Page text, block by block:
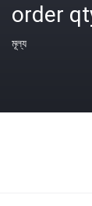
order
মূল্য